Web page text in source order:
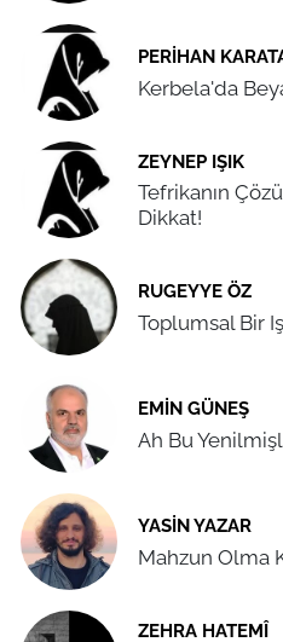
PERIHAN
Kerbela'da
ZEYNEP IŞIK
Tefrikanın
Dikkat!
RUGEYYE ÖZ
Toplumsal Bir
EMIN GÜNEŞ
Ah Bu
YASIN YAZAR
Mahzun Olma
ZEHRA HATEMÎ